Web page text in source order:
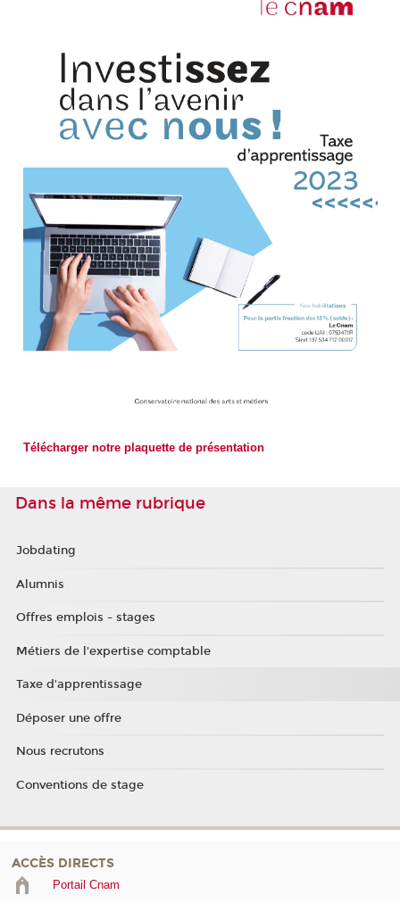
Télécharger notre plaquette de présentation
Dans la même rubrique
Jobdating
Alumnis
Offres emplois - stages
Métiers de l'expertise comptable
Taxe d'apprentissage
Déposer une offre
Nous recrutons
Conventions de stage
ACCÈS DIRECTS
Portail Cnam